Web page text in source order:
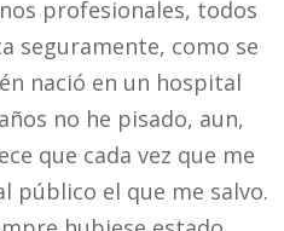
profesionales, todos
seguramente, como se
nació en un hospital
no he pisado, aun,
que cada vez que me
público el que me salvo.